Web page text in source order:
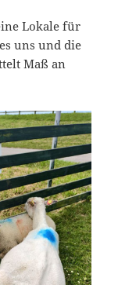
Lokale für
uns und die
Maß an